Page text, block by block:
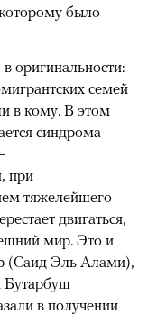
было
оригинальности:
семей
в кому. В этом
синдрома
при
тяжелейшего
двигаться,
мир. Это и
(Саид Эль Алами),
Бутарбуш
в получении